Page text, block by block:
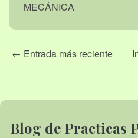
MECÁNICA
← Entrada más reciente
Blog de Practicas